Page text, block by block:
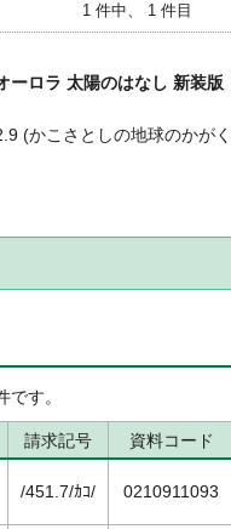
1 件中、 1 件目
ーロラ 太陽のはなし 新装版
(かこさとしの地球のかが
です。
請求記号 資料コード
/451.7/ｶｺ/ 0210911093